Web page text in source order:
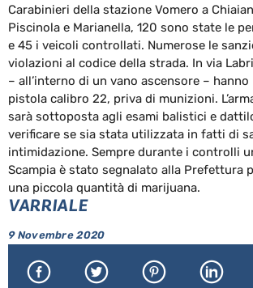
Carabinieri della stazione Vomero a
Piscinola e Marianella, 120 sono state le
e 45 i veicoli controllati. Numerose le
violazioni al codice della strada. In via
– all’interno di un vano ascensore –
pistola calibro 22, priva di munizioni.
sarà sottoposta agli esami balistici e
verificare se sia stata utilizzata in fatti di
intimidazione. Sempre durante i controlli
Scampia è stato segnalato alla Prefettura
una piccola quantità di marijuana.
VARRIALE
9 Novembre 2020